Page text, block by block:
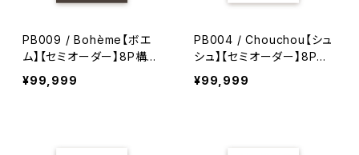
PB009 / Bohème【ボエ
ム】【セミオーダー】8P構成
結婚式プロフィールブック
¥99,999
PB004 / Chouchou【シュ
シュ】【セミオーダー】8P構
成 結婚式プロフィールブッ
¥99,999